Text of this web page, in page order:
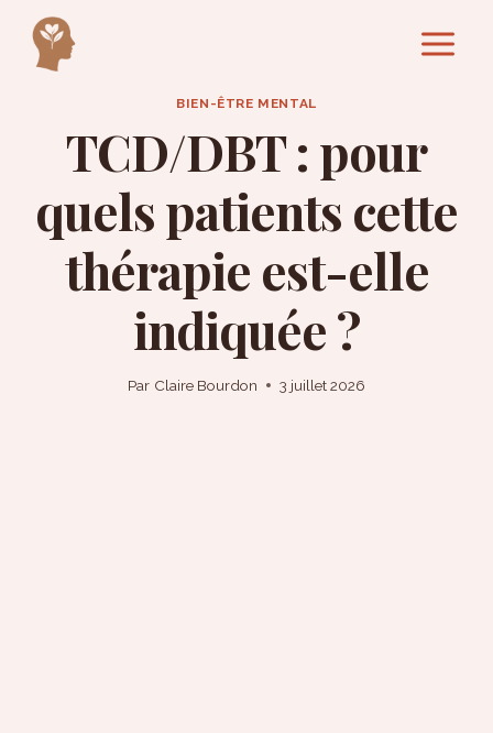
contenu
BIEN-ÊTRE MENTAL
TCD/DBT : pour
quels patients cette
thérapie est-elle
indiquée ?
Par Claire Bourdon 3 juillet 2026